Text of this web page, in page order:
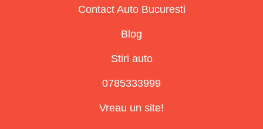
Contact Auto Bucuresti
Blog
Stiri auto
0785333999
Vreau un site!